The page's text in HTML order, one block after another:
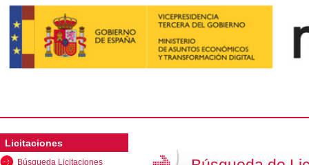
Licitaciones
Búsqueda Licitaciones